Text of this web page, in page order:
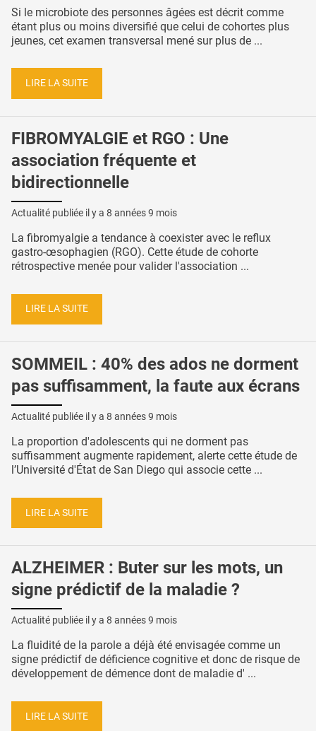
Si le microbiote des personnes âgées est décrit comme
étant plus ou moins diversifié que celui de cohortes plus
jeunes, cet examen transversal mené sur plus de ...
LIRE LA SUITE
FIBROMYALGIE et RGO : Une
association fréquente et
bidirectionnelle
Actualité publiée il y a 8 années 9 mois
La fibromyalgie a tendance à coexister avec le reflux
gastro-œsophagien (RGO). Cette étude de cohorte
rétrospective menée pour valider l'association ...
LIRE LA SUITE
SOMMEIL : 40% des ados ne dorment
pas suffisamment, la faute aux écrans
Actualité publiée il y a 8 années 9 mois
La proportion d'adolescents qui ne dorment pas
suffisamment augmente rapidement, alerte cette étude de
l’Université d'État de San Diego qui associe cette ...
LIRE LA SUITE
ALZHEIMER : Buter sur les mots, un
signe prédictif de la maladie ?
Actualité publiée il y a 8 années 9 mois
La fluidité de la parole a déjà été envisagée comme un
signe prédictif de déficience cognitive et donc de risque de
développement de démence dont de maladie d' ...
LIRE LA SUITE